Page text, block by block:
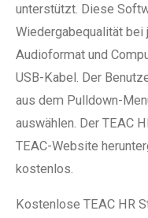
unterstützt. Diese
Wiedergabequalität bei
Audioformat und
USB-Kabel. Der
aus dem Pulldown-
auswählen. Der TEAC
TEAC-Website
kostenlos.
Kostenlose TEAC HR